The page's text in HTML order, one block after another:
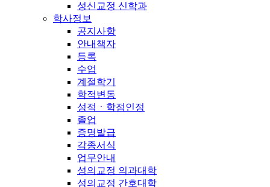
성신교정 신학과
학사정보
공지사항
안내책자
등록
수업
계절학기
학적변동
성적ㆍ학점인정
졸업
증명발급
각종서식
업무안내
성의교정 의과대학
성의교정 간호대학